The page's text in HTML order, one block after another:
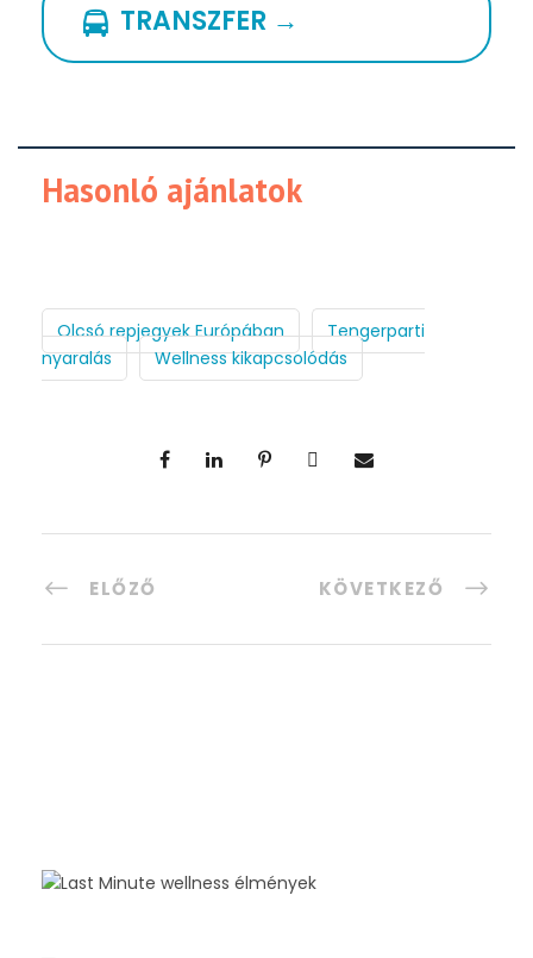
TRANSZFER →
Hasonló ajánlatok
Olcsó repjegyek Európában
Tengerparti
nyaralás
Wellness kikapcsolódás
ELŐZŐ KÖVETKEZŐ